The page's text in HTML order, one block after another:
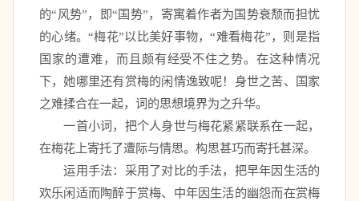
的“风势”，即“国势”，寄寓着作者为国势衰颓而担忧
的心绪。“梅花”以比美好事物，“难看梅花”，则是指
国家的遭难，而且颇有经受不住之势。在这种情况
下，她哪里还有赏梅的闲情逸致呢！身世之苦、国家
之难揉合在一起，词的思想境界为之升华。
一首小词，把个人身世与梅花紧紧联系在一起，
在梅花上寄托了遭际与情思。构思甚巧而寄托甚深。
运用手法：采用了对比的手法，把早年因生活的
欢乐闲适而陶醉于赏梅、中年因生活的幽怨而在赏梅